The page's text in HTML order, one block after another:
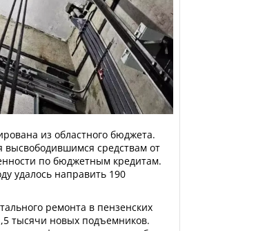
из областного бюджета.
высвободившимся средствам от
по бюджетным кредитам.
удалось направить 190
ремонта в пензенских
тысячи новых подъемников.